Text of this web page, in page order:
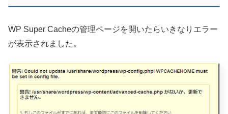
WP Super Cacheの管理ページを開いたらいきなりエラー
が表示されました。